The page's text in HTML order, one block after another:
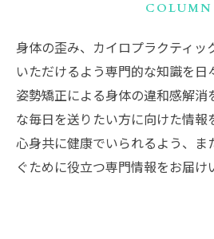
COLUMN
身体の歪み、カイロプラクティッ
いただけるよう専門的な知識を日
姿勢矯正による身体の違和感解消
な毎日を送りたい方に向けた情報
心身共に健康でいられるよう、ま
ぐために役立つ専門情報をお届け